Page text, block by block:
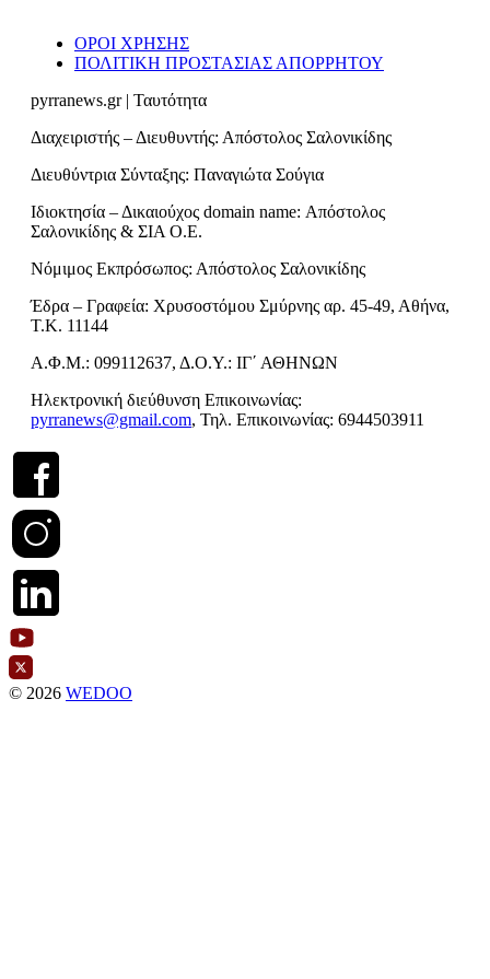
ΟΡΟΙ ΧΡΗΣΗΣ
ΠΟΛΙΤΙΚΗ ΠΡΟΣΤΑΣΙΑΣ ΑΠΟΡΡΗΤΟΥ
pyrranews.gr | Ταυτότητα
Διαχειριστής – Διευθυντής: Απόστολος Σαλονικίδης
Διευθύντρια Σύνταξης: Παναγιώτα Σούγια
Ιδιοκτησία – Δικαιούχος domain name: Απόστολος
Σαλονικίδης & ΣΙΑ Ο.Ε.
Νόμιμος Εκπρόσωπος: Απόστολος Σαλονικίδης
Έδρα – Γραφεία: Χρυσοστόμου Σμύρνης αρ. 45-49, Αθήνα,
Τ.Κ. 11144
Α.Φ.Μ.: 099112637, Δ.Ο.Υ.: ΙΓ΄ ΑΘΗΝΩΝ
Ηλεκτρονική διεύθυνση Επικοινωνίας:
pyrranews@gmail.com, Τηλ. Επικοινωνίας: 6944503911
© 2026 WEDOO